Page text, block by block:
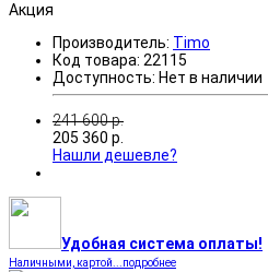
Акция
Производитель: Timo
Код товара: 22115
Доступность: Нет в наличии
241 600р.
205 360 р.
Нашли дешевле?
Удобная система оплаты!
Наличными, картой...подробнее